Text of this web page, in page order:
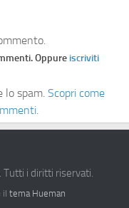
Oppure iscriviti
lo spam. Scopri come
.
Tutti i diritti riservati.
il tema Hueman